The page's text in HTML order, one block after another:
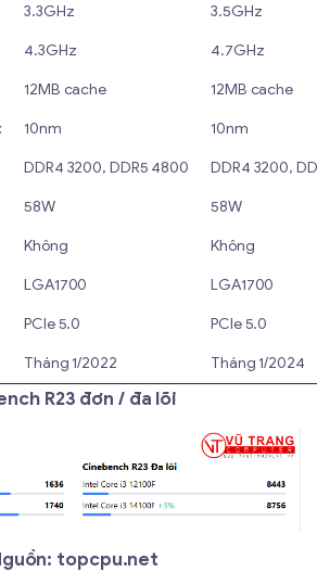
3.3GHz 3.5GHz
4.3GHz 4.7GHz
12MB cache 12MB cache
10nm 10nm
DDR4 3200, DDR5 4800 DDR4 3200,
58W 58W
Không Không
LGA1700 LGA1700
PCIe 5.0 PCIe 5.0
Tháng 1/2022 Tháng 1/2024
R23 đơn / đa lõi
topcpu.net